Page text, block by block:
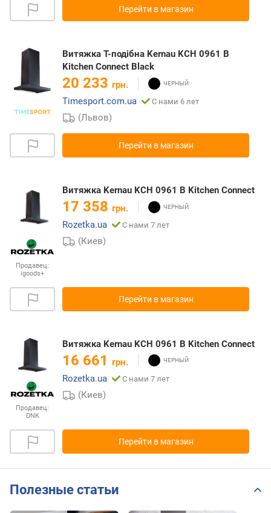
Перейти в магазин
Витяжка Т-подібна Kernau KCH 0961 B
Kitchen Connect Black
20 233 грн.
Timesport.com.ua
С нами 6 лет
(Львов)
Перейти в магазин
Продавец:
igoods+
Витяжка Kernau KCH 0961 B Kitchen Connect
17 358 грн.
Rozetka.ua
С нами 7 лет
(Киев)
Перейти в магазин
Продавец:
DNK
Витяжка Kernau KCH 0961 B Kitchen Connect
16 661 грн.
Rozetka.ua
С нами 7 лет
(Киев)
Перейти в магазин
Полезные статьи